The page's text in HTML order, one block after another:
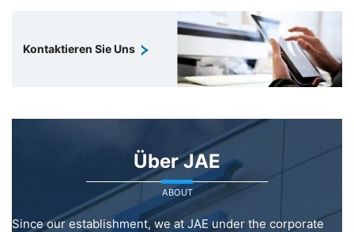
Kontaktieren Sie Uns
Über JAE
ABOUT
Since our establishment, we at JAE under the corporate